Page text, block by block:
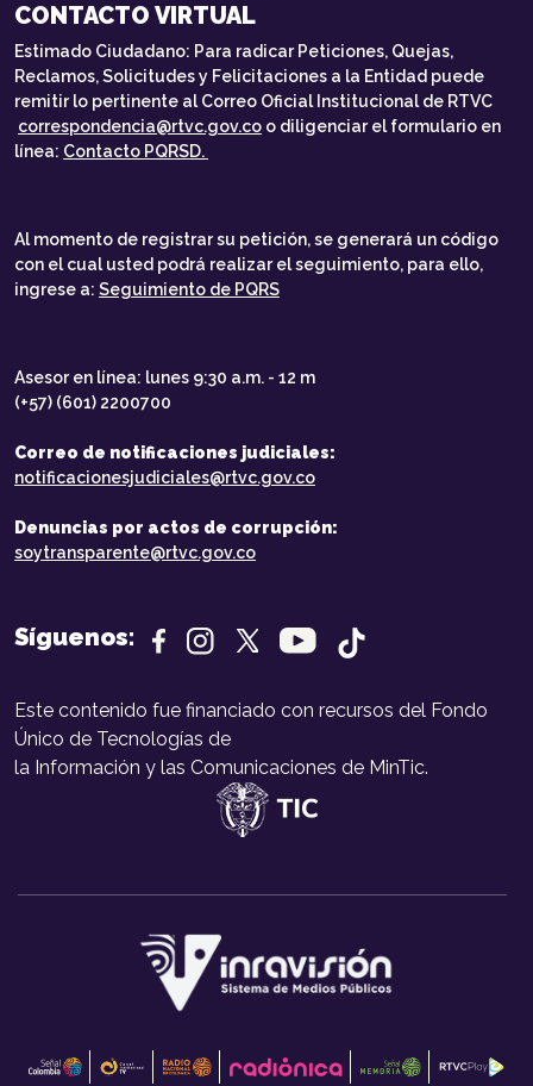
CONTACTO VIRTUAL
Estimado Ciudadano: Para radicar Peticiones, Quejas,
Reclamos, Solicitudes y Felicitaciones a la Entidad puede
remitir lo pertinente al Correo Oficial Institucional de RTVC
correspondencia@rtvc.gov.co o diligenciar el formulario en
línea: Contacto PQRSD.
Al momento de registrar su petición, se generará un código
con el cual usted podrá realizar el seguimiento, para ello,
ingrese a: Seguimiento de PQRS
Asesor en línea: lunes 9:30 a.m. - 12 m
(+57) (601) 2200700
Correo de notificaciones judiciales:
notificacionesjudiciales@rtvc.gov.co
Denuncias por actos de corrupción:
soytransparente@rtvc.gov.co
Síguenos:
Este contenido fue financiado con recursos del Fondo
Único de Tecnologías de
la Información y las Comunicaciones de MinTic.